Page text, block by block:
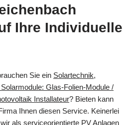
Ihre Individuelle
Sie ein Solartechnik,
Glas-Folien-Module /
Installateur? Bieten kann
Ihnen diesen Service. Keinerlei
als serviceorientierte PV Anlagen